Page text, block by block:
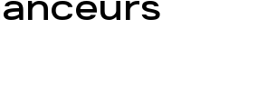
JE M'IMPLIQUE